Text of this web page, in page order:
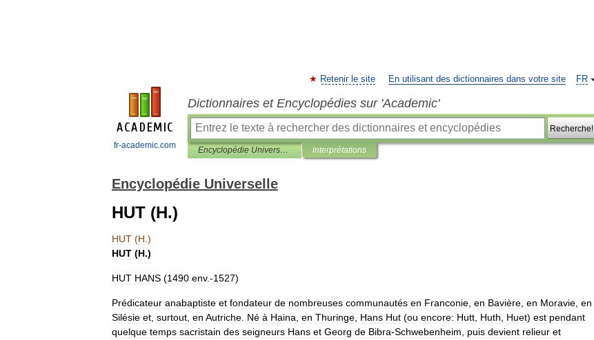
fr-academic.com
FR
Retenir le site En utilisant des dictionnaires dans votre site
Dictionnaires et Encyclopédies sur 'Academic'
Recherche!
Encyclopédie Universelle interprétations
Encyclopédie Universelle
HUT (H.)
HUT (H .)
HUT (H.)
HUT HANS (1490 env.-1527)
Prédicateur anabaptiste et fondateur de nombreuses communautés en Franconie en Bavière en Moravie en
Silésie et surtout en Autriche Né à Haina en Thuringe Hans Hut (ou encore: Hutt Huth Huet) est pendant
quelque temps sacristain des seigneurs Hans et Georg de Bibra-Schwebenheim puis devient relieur et